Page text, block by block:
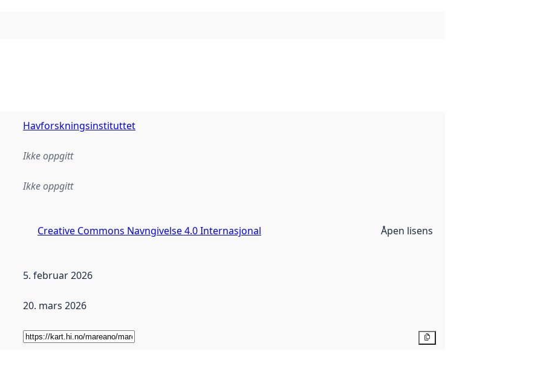
Havforskningsinstituttet
Ikke oppgitt
Ikke oppgitt
Creative Commons Navngivelse 4.0 Internasjonal
Åpen lisens
5. februar 2026
20. mars 2026